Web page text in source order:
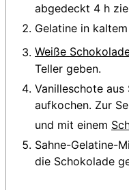
abgedeckt 4 h
Gelatine in
Weiße
Teller geben.
Vanilleschote aus
aufkochen. Zur
und mit einem
Sahne-Gelatine-
die Schokolade